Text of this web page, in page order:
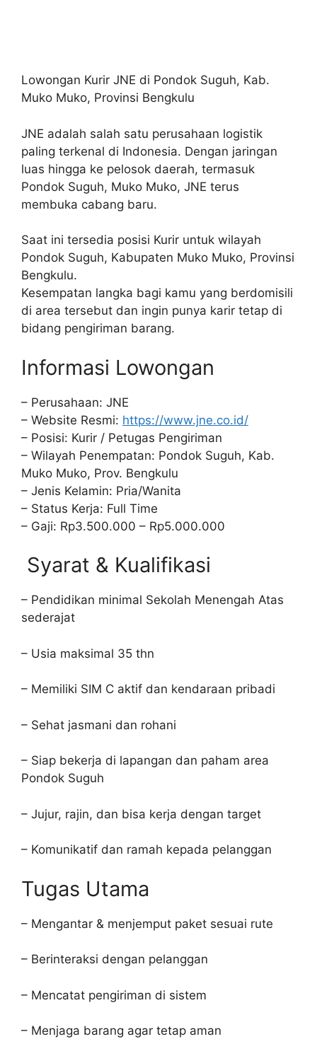
Lowongan Kurir JNE di Pondok Suguh, Kab.
Muko Muko, Provinsi Bengkulu
JNE adalah salah satu perusahaan logistik
paling terkenal di Indonesia. Dengan jaringan
luas hingga ke pelosok daerah, termasuk
Pondok Suguh, Muko Muko, JNE terus
membuka cabang baru.
Saat ini tersedia posisi Kurir untuk wilayah
Pondok Suguh, Kabupaten Muko Muko, Provinsi
Bengkulu.
Kesempatan langka bagi kamu yang berdomisili
di area tersebut dan ingin punya karir tetap di
bidang pengiriman barang.
Informasi Lowongan
– Perusahaan: JNE
– Website Resmi: https://www.jne.co.id/
– Posisi: Kurir / Petugas Pengiriman
– Wilayah Penempatan: Pondok Suguh, Kab.
Muko Muko, Prov. Bengkulu
– Jenis Kelamin: Pria/Wanita
– Status Kerja: Full Time
– Gaji: Rp3.500.000 – Rp5.000.000
Syarat & Kualifikasi
– Pendidikan minimal Sekolah Menengah Atas
sederajat
– Usia maksimal 35 thn
– Memiliki SIM C aktif dan kendaraan pribadi
– Sehat jasmani dan rohani
– Siap bekerja di lapangan dan paham area
Pondok Suguh
– Jujur, rajin, dan bisa kerja dengan target
– Komunikatif dan ramah kepada pelanggan
Tugas Utama
– Mengantar & menjemput paket sesuai rute
– Berinteraksi dengan pelanggan
– Mencatat pengiriman di sistem
– Menjaga barang agar tetap aman